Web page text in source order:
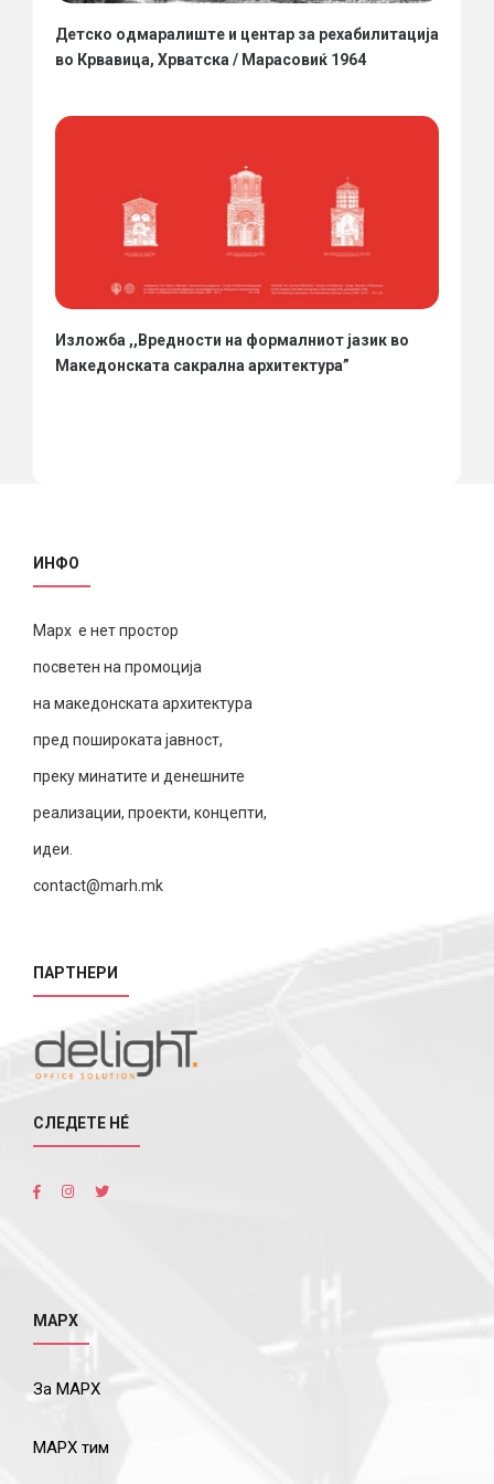
Детско одмаралиште и центар за рехабилитација
во Крвавица, Хрватска / Марасовиќ 1964
Изложба ,,Вредности на формалниот јазик во
Македонската сакрална архитектура”
ИНФО
Марх е нет простор
посветен на промоција
на македонската архитектура
пред пошироката јавност,
преку минатите и денешните
реализации, проекти, концепти,
идеи.
contact@marh.mk
ПАРТНЕРИ
СЛЕДЕТЕ НÉ
МАРХ
За МАРХ
МАРХ тим